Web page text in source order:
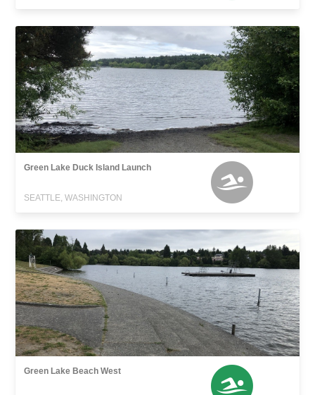
Green Lake Duck Island Launch
SEATTLE, WASHINGTON
Green Lake Beach West